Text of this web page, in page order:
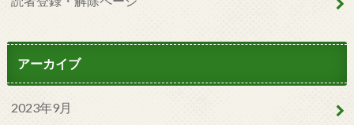
アーカイブ
2023年9月